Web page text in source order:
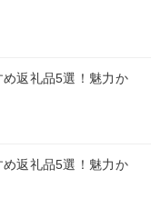
返礼品5選！魅力か
返礼品5選！魅力か